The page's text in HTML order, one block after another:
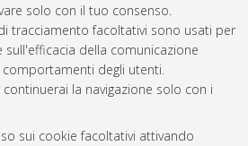
solo con il tuo consenso.
tracciamento facoltativi sono usati per
sull'efficacia della comunicazione
degli utenti.
la navigazione solo con i
sui cookie facoltativi attivando
del documento: